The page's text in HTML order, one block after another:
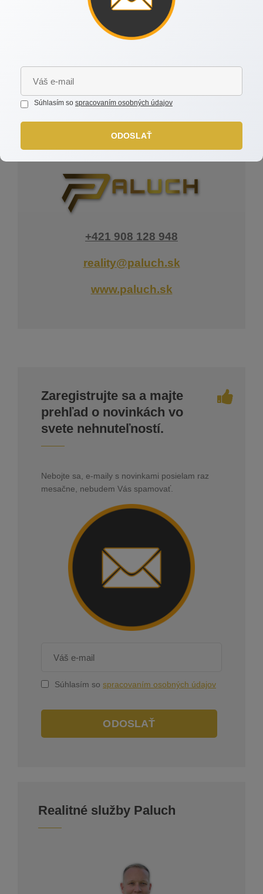
realitné služby
+421 908 128 948
reality@paluch.sk
www.paluch.sk
Zaregistrujte sa a majte
prehľad o novinkách vo
svete nehnuteľností.
Nebojte sa, e-maily s novinkami posielam raz
mesačne, nebudem Vás spamovať.
Súhlasím so spracovaním osobných údajov
ODOSLAŤ
Realitné služby Paluch
Súhlasím so spracovaním osobných údajov
ODOSLAŤ